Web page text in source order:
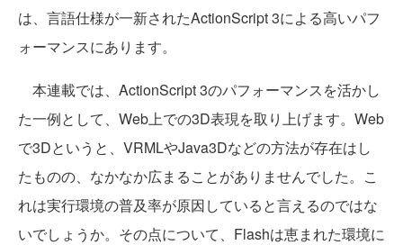
は、言語仕様が一新されたActionScript 3による高いパフ
ォーマンスにあります。
本連載では、ActionScript 3のパフォーマンスを活かし
た一例として、Web上での3D表現を取り上げます。Web
で3Dというと、VRMLやJava3Dなどの方法が存在はし
たものの、なかなか広まることがありませんでした。こ
れは実行環境の普及率が原因していると言えるのではな
いでしょうか。その点について、Flashは恵まれた環境に